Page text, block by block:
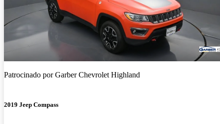
Patrocinado porGarber Chevrolet Highland
2019 Jeep Compass